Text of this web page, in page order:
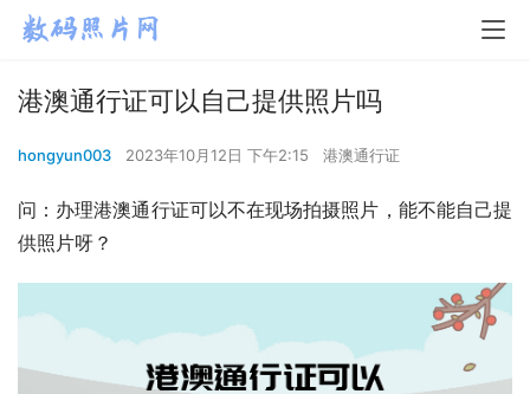
港澳通行证可以自己提供照片吗
hongyun003 2023年10月12日 下午2:15 港澳通行证
问：办理港澳通行证可以不在现场拍摄照片，能不能自己提
供照片呀？